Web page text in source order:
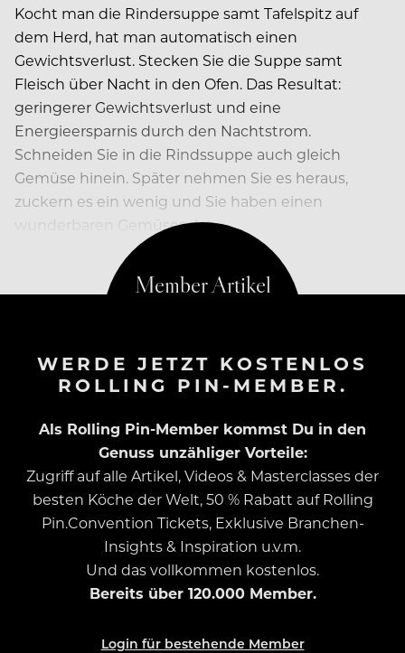
Kocht man die Rindersuppe samt Tafelspitz auf
dem Herd, hat man automatisch einen
Gewichtsverlust. Stecken Sie die Suppe samt
Fleisch über Nacht in den Ofen. Das Resultat:
geringerer Gewichtsverlust und eine
Energieersparnis durch den Nachtstrom.
Schneiden Sie in die Rindssuppe auch gleich
Gemüse hinein. Später nehmen Sie es heraus,
zuckern es ein wenig und Sie haben einen
wunderbaren Gemüsesalat….
WERDE JETZT KOSTENLOS
ROLLING PIN-MEMBER.
Als Rolling Pin-Member kommst Du in den
Genuss unzähliger Vorteile:
Zugriff auf alle Artikel, Videos & Masterclasses der
besten Köche der Welt, 50 % Rabatt auf Rolling
Pin.Convention Tickets, Exklusive Branchen-
Insights & Inspiration u.v.m.
Und das vollkommen kostenlos.
Bereits über 120.000 Member.
Login für bestehende Member